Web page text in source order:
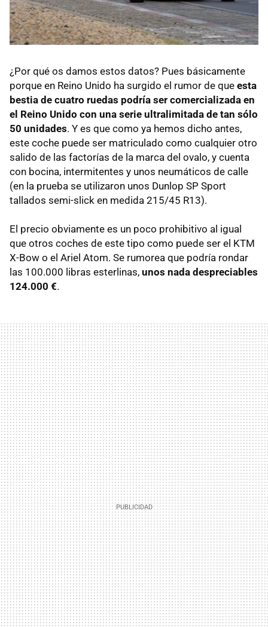
¿Por qué os damos estos datos? Pues básicamente
porque en Reino Unido ha surgido el rumor de que esta
bestia de cuatro ruedas podría ser comercializada en
el Reino Unido con una serie ultralimitada de tan sólo
50 unidades. Y es que como ya hemos dicho antes,
este coche puede ser matriculado como cualquier otro
salido de las factorías de la marca del ovalo, y cuenta
con bocina, intermitentes y unos neumáticos de calle
(en la prueba se utilizaron unos Dunlop SP Sport
tallados semi-slick en medida 215/45 R13).
El precio obviamente es un poco prohibitivo al igual
que otros coches de este tipo como puede ser el KTM
X-Bow o el Ariel Atom. Se rumorea que podría rondar
las 100.000 libras esterlinas, unos nada despreciables
124.000 €.